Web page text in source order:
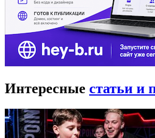
Интересные статьи и